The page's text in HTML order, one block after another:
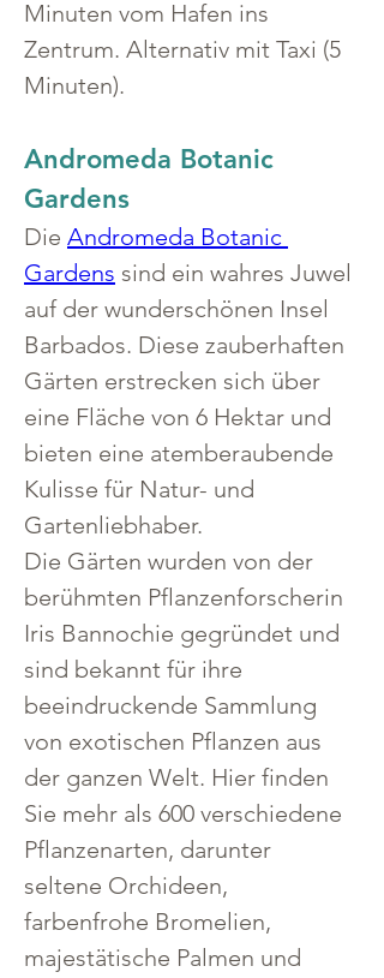
Minuten vom Hafen ins
Zentrum. Alternativ mit Taxi (5
Minuten).
Andromeda Botanic
Gardens
Die Andromeda Botanic
Gardens sind ein wahres Juwel
auf der wunderschönen Insel
Barbados. Diese zauberhaften
Gärten erstrecken sich über
eine Fläche von 6 Hektar und
bieten eine atemberaubende
Kulisse für Natur- und
Gartenliebhaber.
Die Gärten wurden von der
berühmten Pflanzenforscherin
Iris Bannochie gegründet und
sind bekannt für ihre
beeindruckende Sammlung
von exotischen Pflanzen aus
der ganzen Welt. Hier finden
Sie mehr als 600 verschiedene
Pflanzenarten, darunter
seltene Orchideen,
farbenfrohe Bromelien,
majestätische Palmen und